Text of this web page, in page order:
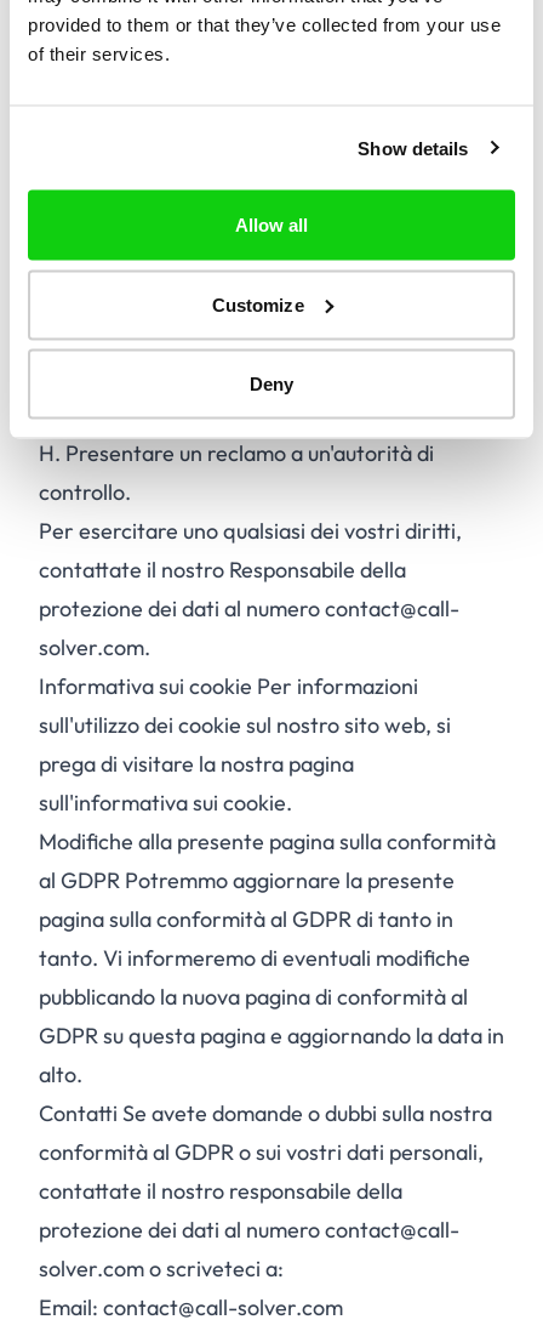
provided to them or that they’ve collected from your use
of their services.
Show details
Allow all
Customize
Deny
a terzi per scopi di marketing.
I vostri diritti Ai sensi del GDPR, avete i seguenti
Accedere ai vostri dati personali.
Cancellare i propri dati personali.
D.Limitare il trattamento dei dati personali.
Opporsi al trattamento dei dati personali.
F.Portabilità dei dati.
Revocare il consenso al trattamento, ove
applicabile.
H. Presentare un reclamo a un'autorità di
controllo.
Per esercitare uno qualsiasi dei vostri diritti,
contattate il nostro Responsabile della
protezione dei dati al numero contact@call-
solver.com.
Informativa sui cookie Per informazioni
sull'utilizzo dei cookie sul nostro sito web, si
prega di visitare la nostra pagina
sull'informativa sui cookie.
Modifiche alla presente pagina sulla conformità
al GDPR Potremmo aggiornare la presente
pagina sulla conformità al GDPR di tanto in
tanto. Vi informeremo di eventuali modifiche
pubblicando la nuova pagina di conformità al
GDPR su questa pagina e aggiornando la data in
alto.
Contatti Se avete domande o dubbi sulla nostra
conformità al GDPR o sui vostri dati personali,
contattate il nostro responsabile della
protezione dei dati al numero contact@call-
solver.com o scriveteci a:
Email: contact@call-solver.com